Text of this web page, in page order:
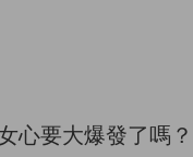
心要大爆發了嗎？